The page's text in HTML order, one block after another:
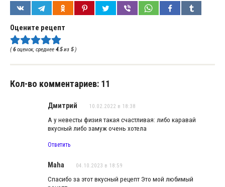
Оцените рецепт
(6оценок, среднее 4.5из 5)
Кол-во комментариев: 11
Дмитрий 10.02.2022 в 18:38
А у невесты физия такая счастливая: либо каравай
вкусный либо замуж очень хотела
Ответить
Maha 04.10.2023 в 18:59
Спасибо за этот вкусный рецепт Это мой любимый